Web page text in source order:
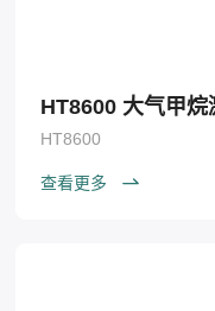
HT8600 大气甲
HT8600
查看更多